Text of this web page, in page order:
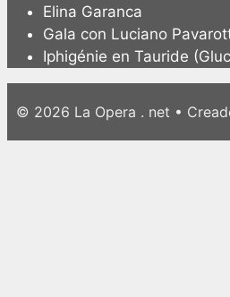
Elina Garanca
Gala con Luciano
Iphigénie en Tauride
© 2026 La Opera . net •